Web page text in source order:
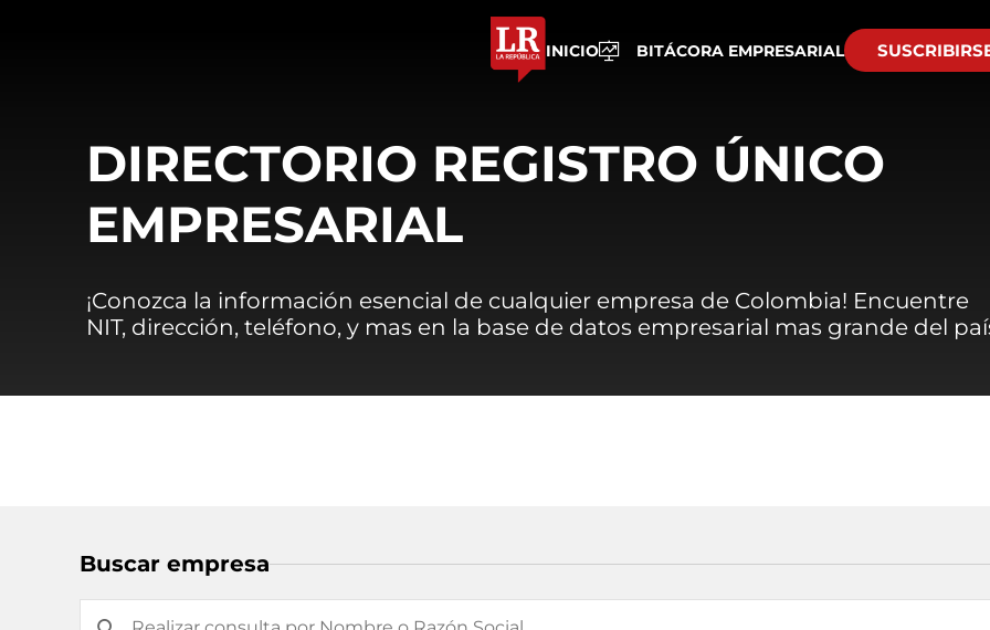
INICIO BITÁCORA EMPRESARIAL
DIRECTORIO REGISTRO ÚNICO
EMPRESARIAL
¡Conozca la información esencial de cualquier empresa de Colombia! Encuentre
NIT, dirección, teléfono, y mas en la base de datos empresarial mas grande del
Buscar empresa